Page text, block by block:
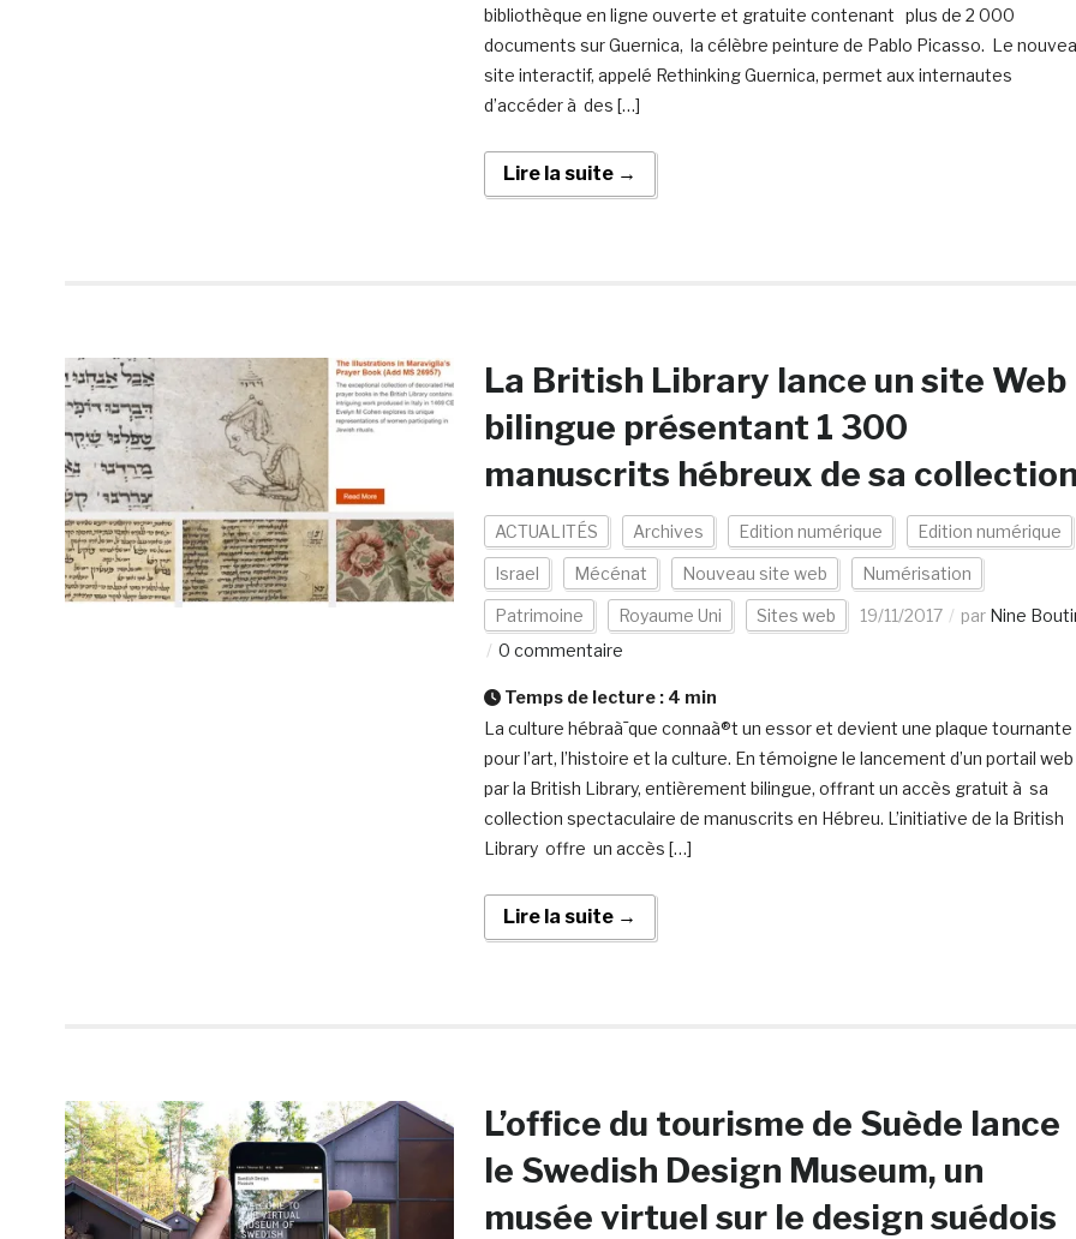
bibliothèque en ligne ouverte et gratuite contenant plus de 2 000
documents sur Guernica, la célèbre peinture de Pablo Picasso. Le
site interactif, appelé Rethinking Guernica, permet aux internautes
d’accéder à des […]
Lire la suite →
La British Library lance un site Web
bilingue présentant 1 300
manuscrits hébreux de sa
ACTUALITÉS Archives Edition numérique Edition numérique
Israel Mécénat Nouveau site web Numérisation
Patrimoine Royaume Uni Sites web 19/11/2017 par Nine
0 commentaire
Temps de lecture : 4 min
La culture hébraà¯que connaà®t un essor et devient une plaque tournante
pour l’art, l’histoire et la culture. En témoigne le lancement d’un portail web
par la British Library, entièrement bilingue, offrant un accès gratuit à sa
collection spectaculaire de manuscrits en Hébreu. L’initiative de la British
Library offre un accès […]
Lire la suite →
L’office du tourisme de Suède lance
le Swedish Design Museum, un
musée virtuel sur le design suédois